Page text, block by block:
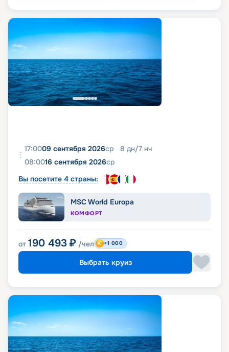
17:0009 сентября 2026ср 8 дн/7 нч
08:0016 сентября 2026ср
Вы посетите 4 страны:
MSC World Europa
КОМФОРТ
от 190 493 ₽ /чел +1 000
Выбрать круиз